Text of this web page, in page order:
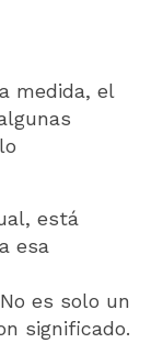
medida, el
está
esa
No es solo un
significado.